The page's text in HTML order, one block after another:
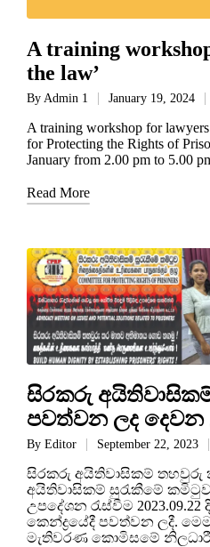
A training
the law’
By Admin 1 January 19, 2024
A training workshop for
for Protecting the Rights of
January from 2.00 pm to 5.00
Read More
සිරකරු
පවත්වන ලද දෙවන
By Editor September 22, 2023
සිරකරු අයිතිවාසිකම්
අයිතිවාසිකම් සුරැකීමේ
උපදේශන රැස්වීම
කෙන්ද්‍රයේදී පවත්වන ලදී. මෙම
මැතිවරණ කොමිසමේ